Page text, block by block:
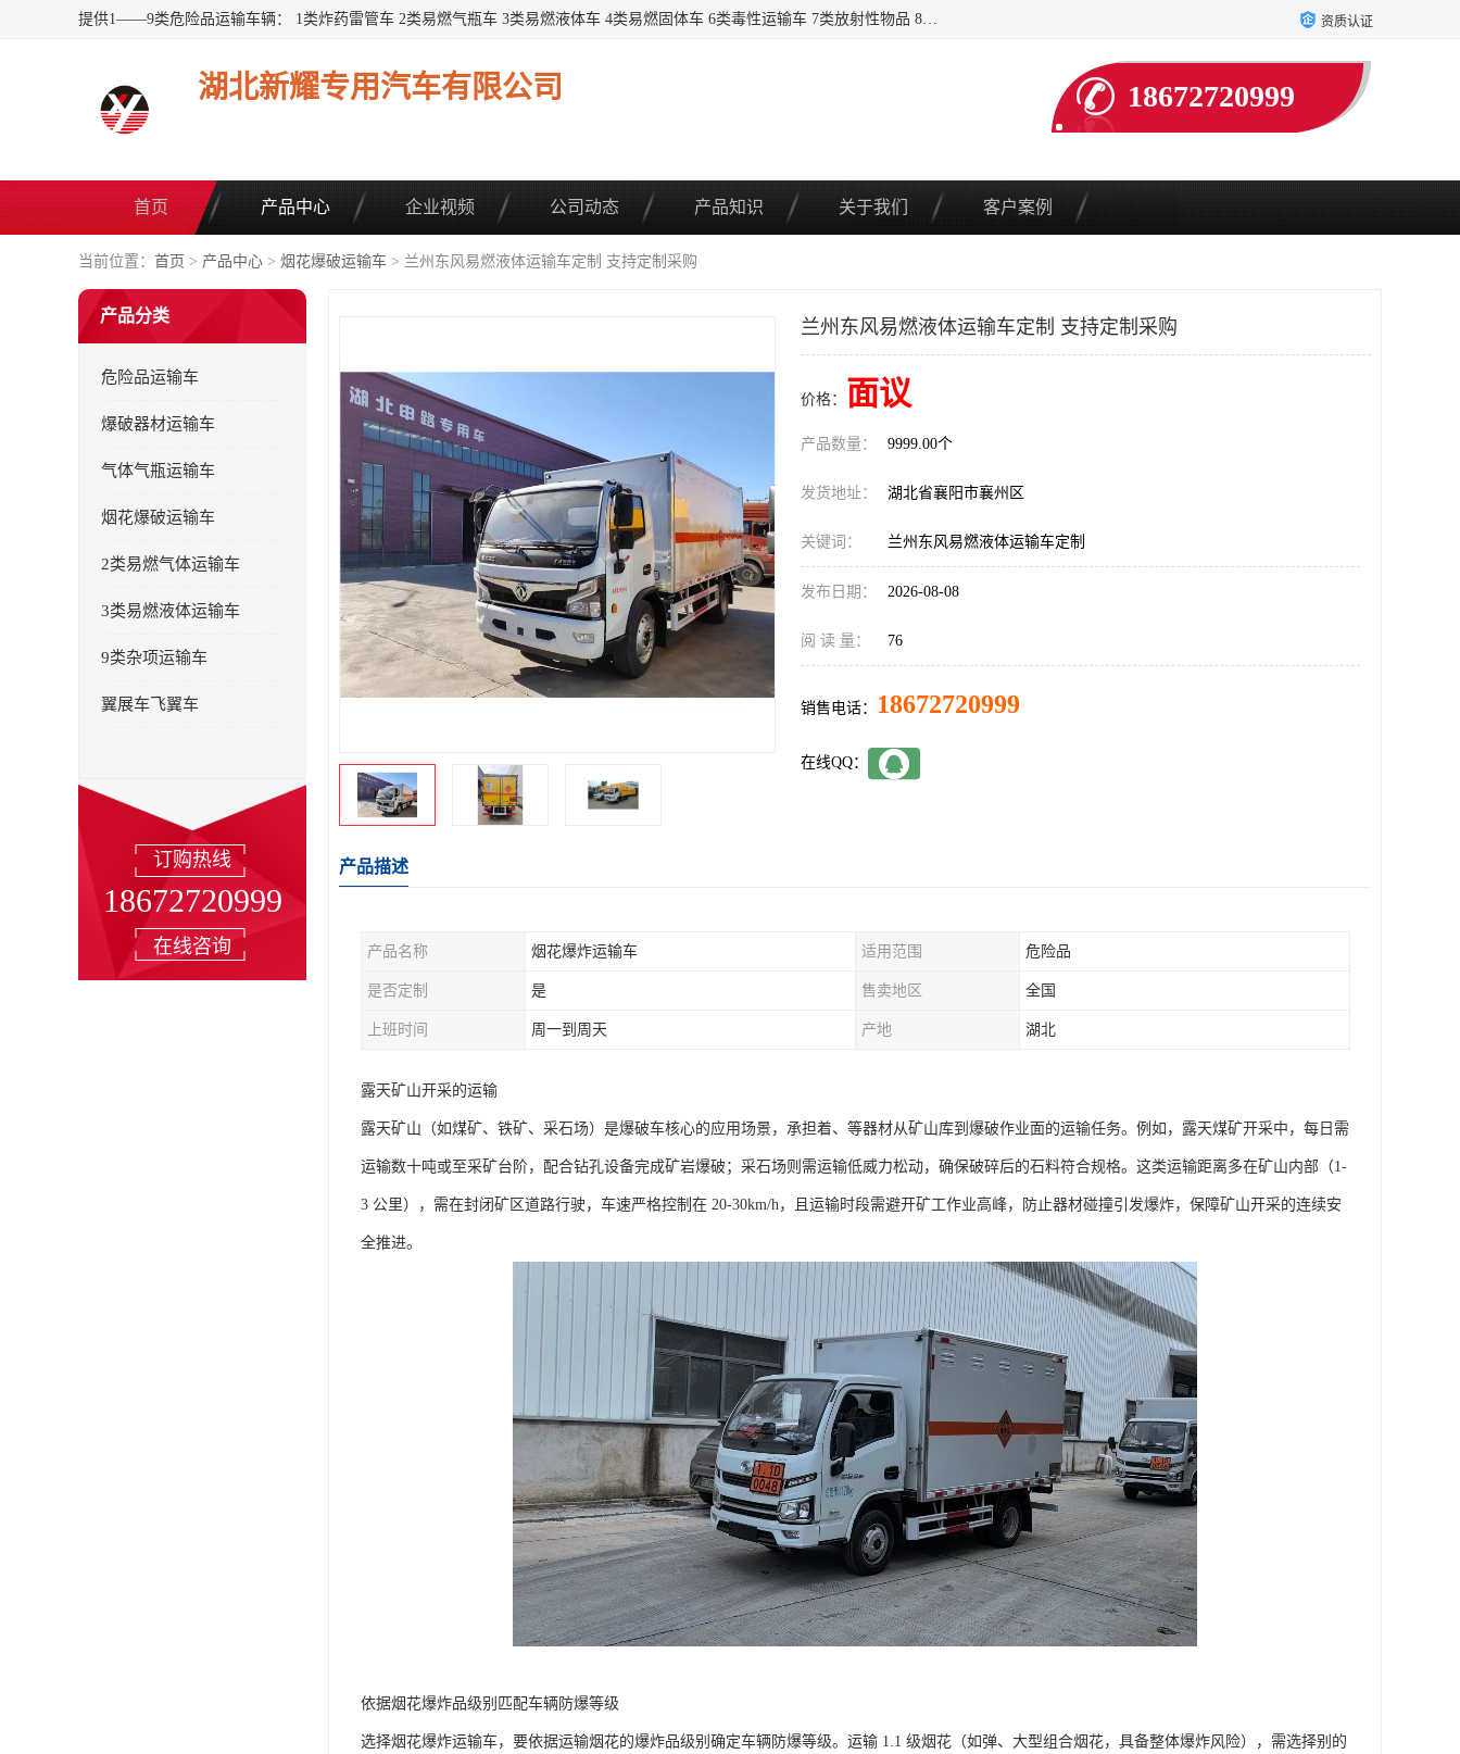
提供1——9类危险品运输车辆： 1类炸药雷管车 2类易燃气瓶车 3类易燃液体车 4类易燃固体车 6类毒性运输车 7类放射性物品 8类腐蚀性物品 9类杂项类物品 各类底盘，品种齐全。厂家直供，品质保证。 公告品种环保齐全，上牌无忧。 全国可送货上门，可分期，可*，可包牌。 详情可咨询: *（微信同号） 资质认证
湖北新耀专用汽车有限公司 18672720999
首页 产品中心 企业视频 公司动态 产品知识 关于我们 客户案例
当前位置： 首页 > 产品中心 > 烟花爆破运输车 > 兰州东风易燃液体运输车定制 支持定制采购
产品分类
危险品运输车
爆破器材运输车
气体气瓶运输车
烟花爆破运输车
2类易燃气体运输车
3类易燃液体运输车
9类杂项运输车
翼展车飞翼车
订购热线
18672720999
在线咨询
兰州东风易燃液体运输车定制 支持定制采购
价格： 面议
产品数量： 9999.00个
发货地址： 湖北省襄阳市襄州区
关键词： 兰州东风易燃液体运输车定制
发布日期： 2026-08-08
阅 读 量： 76
销售电话： 18672720999
在线QQ：
产品描述
产品名称 烟花爆炸运输车 适用范围 危险品
是否定制 是 售卖地区 全国
上班时间 周一到周天 产地 湖北
露天矿山开采的运输​
露天矿山（如煤矿、铁矿、采石场）是爆破车核心的应用场景，承担着、等器材从矿山库到爆破作业面的运输任务。例如，露天煤矿开采中，每日需
运输数十吨或至采矿台阶，配合钻孔设备完成矿岩爆破；采石场则需运输低威力松动，确保破碎后的石料符合规格。这类运输距离多在矿山内部（1-
3 公里），需在封闭矿区道路行驶，车速严格控制在 20-30km/h，且运输时段需避开矿工作业高峰，防止器材碰撞引发爆炸，保障矿山开采的连续安
全推进。​
依据烟花爆炸品级别匹配车辆防爆等级​
选择烟花爆炸运输车，要依据运输烟花的爆炸品级别确定车辆防爆等级。运输 1.1 级烟花（如弹、大型组合烟花，具备整体爆炸风险），需选择别的